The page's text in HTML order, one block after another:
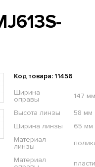
Код товара: 11456
Ширина
оправы
147 мм
Высота линзы
58 мм
Ширина линзы
65 мм
Материал
линзы
Материал